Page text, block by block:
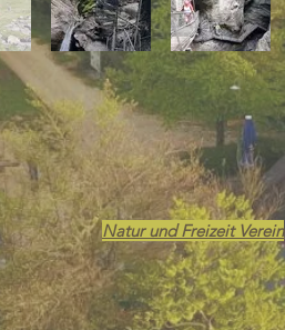
Natur und Freizeit Verein